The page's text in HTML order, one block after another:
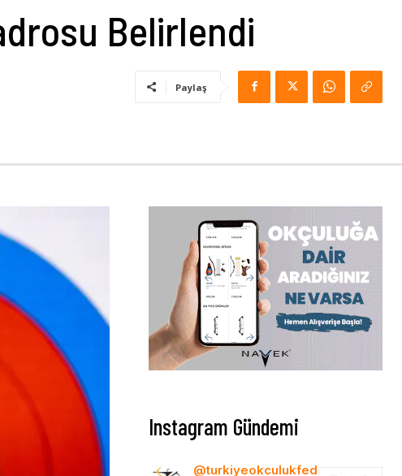
Belirlendi
Paylaş
Instagram Gündemi
@turkiyeokculukfed